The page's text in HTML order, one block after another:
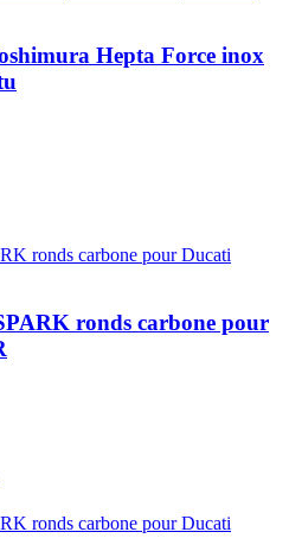
Hepta Force inox
ronds carbone pour